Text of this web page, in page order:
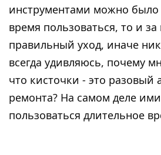
инструментами можно было
время пользоваться, то и
правильный уход, иначе
всегда удивляюсь, почему
что кисточки - это разовый
ремонта? На самом деле
пользоваться длительное